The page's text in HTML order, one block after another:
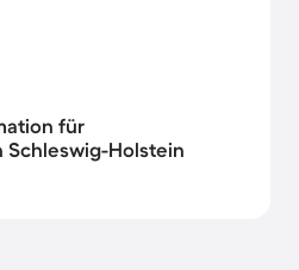
für
Schleswig-Holstein